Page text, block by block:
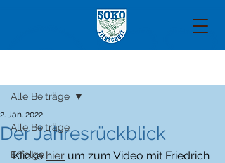
Alle Beiträge
Erfolge
Alle Beiträge
Der Jahresrückblick
2. Jan. 2022
Klicke hier um zum Video mit Friedrich